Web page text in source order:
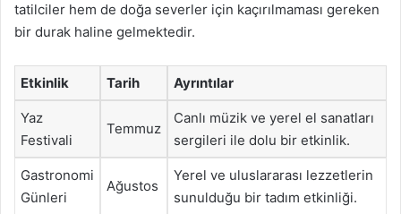
tatilciler hem de doğa severler için kaçırılmaması gereken
bir durak haline gelmektedir.
Etkinlik Tarih Ayrıntılar
Yaz
Festivali
Temmuz
Canlı müzik ve yerel el sanatları
sergileri ile dolu bir etkinlik.
Gastronomi
Günleri
Ağustos
Yerel ve uluslararası lezzetlerin
sunulduğu bir tadım etkinliği.